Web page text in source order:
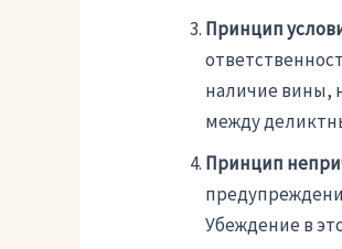
Принцип
наличие вины,
между
Принцип
Убеждение в